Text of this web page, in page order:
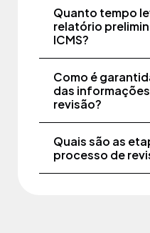
Quanto tempo
relatório
ICMS?
Como é
das
revisão?
Quais são as
processo de